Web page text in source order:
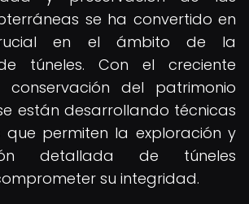
se ha convertido en
en el ámbito de la
túneles. Con el creciente
del patrimonio
están desarrollando técnicas
permiten la exploración y
detallada de túneles
su integridad.